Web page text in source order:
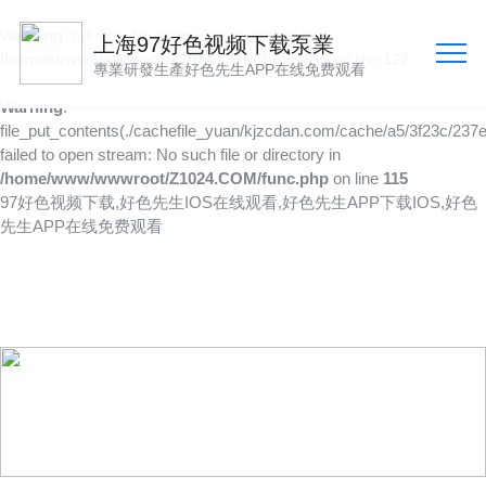
Warning
: mkdir(): No space left on device in
/home/www/wwwroot/Z1024.COM/func.phpon line
Warning:
file_put_contents(./cachefile_yuan/kjzcdan.com/cache/a5/3f23c/
failed to open stream: No such file or directory in
/home/www/wwwroot/Z1024.COM/func.php on line 115
97好色视频下载,好色先生IOS在线观看,好色先生APP下载IOS,好色
先生APP在线免费观看
上海97好色视频下载泵業
專業研發生產好色先生APP在线免费观看